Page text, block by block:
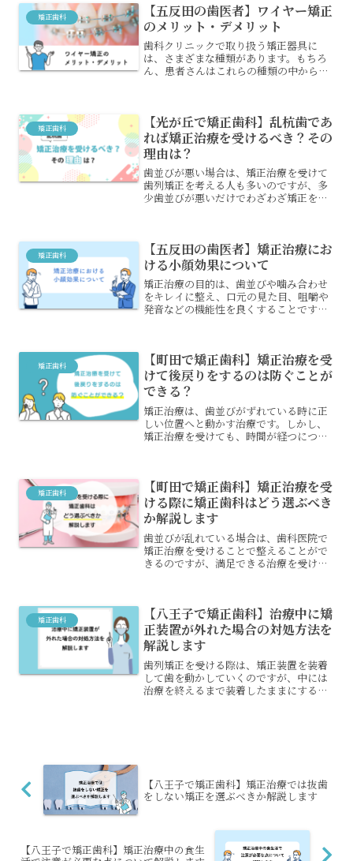
矯正歯科
【五反田の歯医者】ワイヤー矯正
のメリット・デメリット
歯科クリニックで取り扱う矯正器具に
は、さまざまな種類があります。もちろ
ん、患者さんはこれらの種類の中から好
の概要とメリット・デメリッ...
矯正歯科
【光が丘で矯正歯科】乱杭歯であ
れば矯正治療を受けるべき？その
理由は？
歯並びが悪い場合は、矯正治療を受けて
歯列矯正を考える人も多いのですが、多
少歯並びが悪いだけでわざわざ矯正をす
起こるデメリットは何かを...
矯正歯科
【五反田の歯医者】矯正治療にお
ける小顔効果について
矯正治療の目的は、歯並びや噛み合わせ
をキレイに整え、口元の見た目、咀嚼や
発音などの機能性を良くすることです。
ちらの小顔効果について詳...
矯正歯科
【町田で矯正歯科】矯正治療を受
けて後戻りをするのは防ぐことが
できる？
矯正治療は、歯並びがずれている時に正
しい位置へと動かす治療です。しかし、
矯正治療を受けても、時間が経つにつれ
戻りを防ぐ方法について、解...
矯正歯科
【町田で矯正歯科】矯正治療を受
ける際に矯正歯科はどう選ぶべき
か解説します
歯並びが乱れている場合は、歯科医院で
矯正治療を受けることで整えることがで
きるのですが、満足できる治療を受ける
何に注目すればいいのでし...
矯正歯科
【八王子で矯正歯科】治療中に矯
正装置が外れた場合の対処方法を
解説します
歯列矯正を受ける際は、矯正装置を装着
して歯を動かしていくのですが、中には
治療を終えるまで装着したままにする装
【八王子で矯正歯科】矯正治療では抜歯
をしない矯正を選ぶべきか解説します
【八王子で矯正歯科】矯正治療中の食生